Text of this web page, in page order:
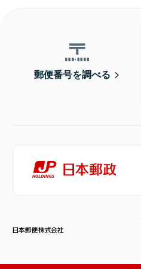
郵便番号を調べる